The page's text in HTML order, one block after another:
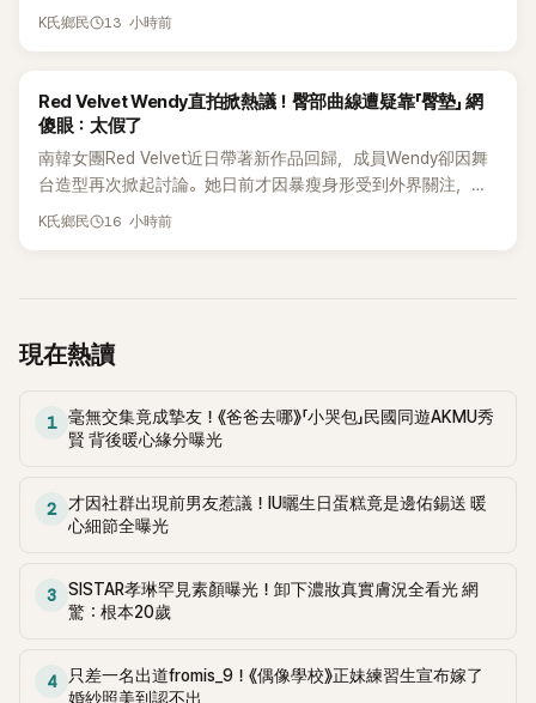
Hop風格聞名，出道後迅速累積大批海內外粉絲，近年也陸續
K氏鄉民 13 小時前
K-POP
Red Velvet Wendy直拍掀熱議！臀部曲線遭疑靠「臀墊」 網
傻眼：太假了
南韓女團Red Velvet近日帶著新作品回歸，成員Wendy卻因舞
台造型再次掀起討論。她日前才因暴瘦身形受到外界關注，又
被質疑在舞台上使用臀墊，如今最新打歌舞台曝光後，再度因
K氏鄉民 16 小時前
現在熱讀
1
毫無交集竟成摯友！《爸爸去哪》「小哭包」民國同遊AKMU秀
賢 背後暖心緣分曝光
2
才因社群出現前男友惹議！IU曬生日蛋糕竟是邊佑錫送 暖
心細節全曝光
3
SISTAR孝琳罕見素顏曝光！卸下濃妝真實膚況全看光 網
驚：根本20歲
4
只差一名出道fromis_9！《偶像學校》正妹練習生宣布嫁了
婚紗照美到認不出